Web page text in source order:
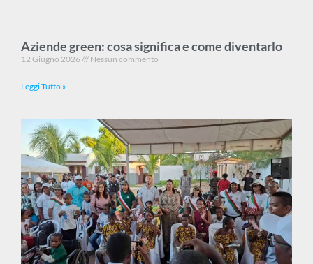
Aziende green: cosa significa e come diventarlo
12 Giugno 2026 Nessun commento
Leggi Tutto »